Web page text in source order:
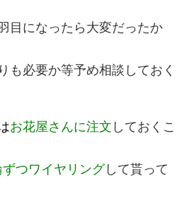
目になったら大変だったか
も必要か等予め相談しておく
お花屋さんに注文 しておくこ
ずつワイヤリングして貰って